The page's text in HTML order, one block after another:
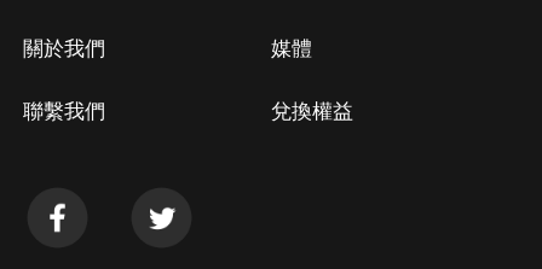
關於我們
聯繫我們
媒體
兌換權益